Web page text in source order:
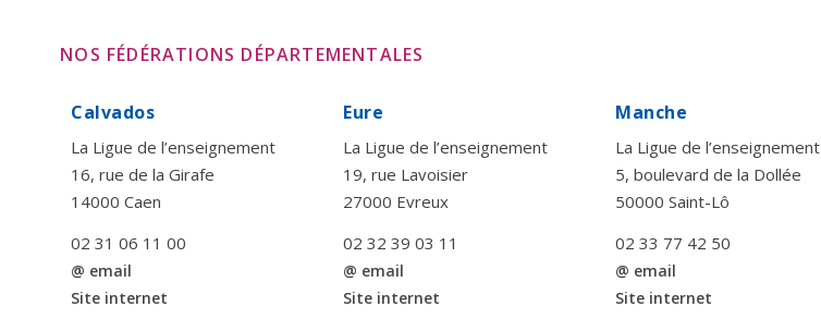
NOS FÉDÉRATIONS DÉPARTEMENTALES
Calvados
La Ligue de l’enseignement
16, rue de la Girafe
14000 Caen
02 31 06 11 00
@ email
Site internet
Eure
La Ligue de l’enseignement
19, rue Lavoisier
27000 Evreux
02 32 39 03 11
@ email
Site internet
Manche
La Ligue de l’enseignement
5, boulevard de la Dollée
50000 Saint-Lô
02 33 77 42 50
@ email
Site internet